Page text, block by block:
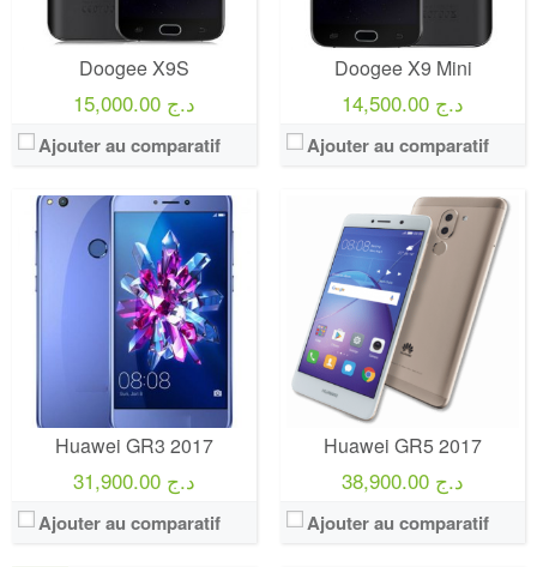
Doogee X9S
15,000.00 د.ج
Ajouter au comparatif
Doogee X9 Mini
14,500.00 د.ج
Ajouter au comparatif
Huawei GR3 2017
31,900.00 د.ج
Ajouter au comparatif
Huawei GR5 2017
38,900.00 د.ج
Ajouter au comparatif